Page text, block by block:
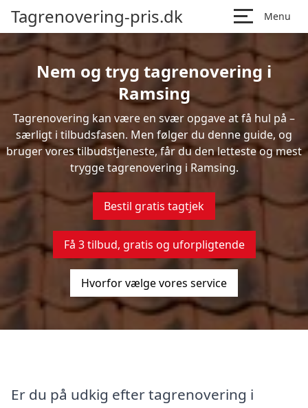
Tagrenovering-pris.dk Menu
Nem og tryg tagrenovering i
Ramsing
Tagrenovering kan være en svær opgave at få hul på –
særligt i tilbudsfasen. Men følger du denne guide, og
bruger vores tilbudstjeneste, får du den letteste og mest
trygge tagrenovering i Ramsing.
Bestil gratis tagtjek
Få 3 tilbud, gratis og uforpligtende
Hvorfor vælge vores service
Er du på udkig efter tagrenovering i